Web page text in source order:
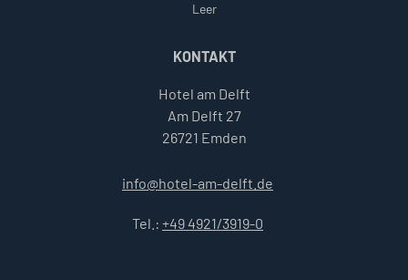
KONTAKT
Hotel am Delft
Am Delft 27
26721 Emden
info@hotel-am-delft.de
Tel.: +49 4921/3919-0
Leer